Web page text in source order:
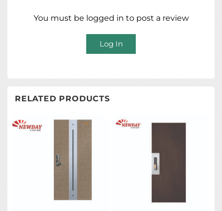
You must be logged in to post a review
Log In
RELATED PRODUCTS